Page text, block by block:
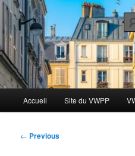
Skip
primary
contentBlog VWPP
Le blog des étudiants du Vassar-
Accueil Site du VWPP
Post
← Previous